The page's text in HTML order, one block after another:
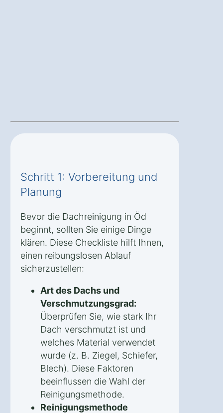
Schritt 1: Vorbereitung und
Planung
Bevor die Dachreinigung in Öd
beginnt, sollten Sie einige Dinge
klären. Diese Checkliste hilft Ihnen,
einen reibungslosen Ablauf
sicherzustellen:
Art des Dachs und
Verschmutzungsgrad:
Überprüfen Sie, wie stark Ihr
Dach verschmutzt ist und
welches Material verwendet
wurde (z. B. Ziegel, Schiefer,
Blech). Diese Faktoren
beeinflussen die Wahl der
Reinigungsmethode.
Reinigungsmethode